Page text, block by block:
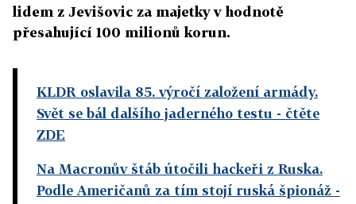
lidem z Jevišovic za majetky v hodnotě
přesahující 100 milionů korun.
KLDR oslavila 85. výročí založení armády.
Svět se bál dalšího jaderného testu - čtěte
ZDE
Na Macronův štáb útočili hackeři z Ruska.
Podle Američanů za tím stojí ruská špionáž -